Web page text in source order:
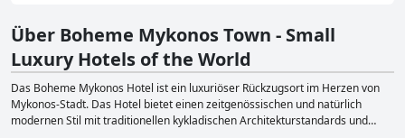
Über Boheme Mykonos Town - Small
Luxury Hotels of the World
Das Boheme Mykonos Hotel ist ein luxuriöser Rückzugsort im Herzen von
Mykonos-Stadt. Das Hotel bietet einen zeitgenössischen und natürlich
modernen Stil mit traditionellen kykladischen Architekturstandards und